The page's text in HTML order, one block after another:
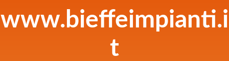
www.bieffeimpianti.i
t